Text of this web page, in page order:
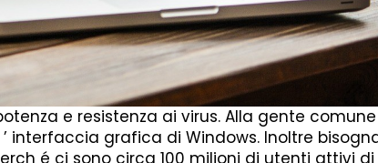
e resistenza ai virus. Alla gente
interfaccia grafica di Windows. Inoltre